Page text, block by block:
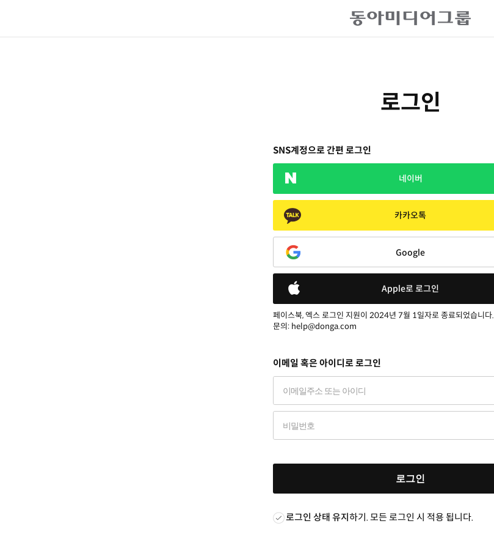
로그인
SNS계정으로 간편 로그인
네이버
카카오톡
Google
Apple로 로그인
페이스북, 엑스 로그인 지원이 2024년 7월 1일자로 종료되었습니다.
문의: help@donga.com
이메일 혹은 아이디로 로그인
로그인
로그인 상태 유지하기. 모든 로그인 시 적용 됩니다.